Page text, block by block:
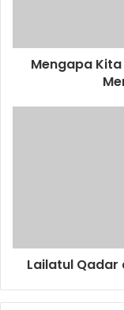
Mengapa
Lailatul Qadar